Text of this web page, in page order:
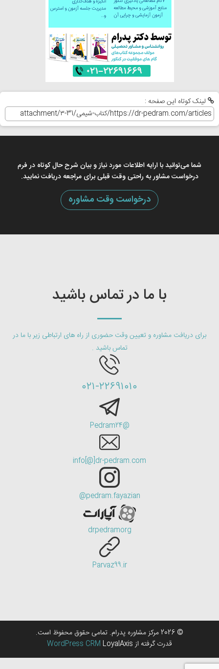
لینک کوتاه این صفحه :
شما می‌توانید با ارایه اطلاعات مورد نیاز و بیان شرح حال کوتاه در فرم
درخواست مشاور به راحتی وقت قبلی برای مراجعه دریافت نمایید.
درخواست وقت مشاوره
با ما در تماس باشید
برای دریافت مشاوره و تعیین وقت حضوری از راه های ارتباطی زیر با ما در
تماس باشید .
۰۲۱-۲۲۶۹۱۰۱۰
@Pedram24
info[@]dr-pedram.com
pedram.fayazian@
drpedramorg
Parvaz99.ir
© 2026 مرکز مشاوره پدرام. تمامی حقوق محفوظ است.
قدرت گرفته از
WordPress CRM LoyalAxis